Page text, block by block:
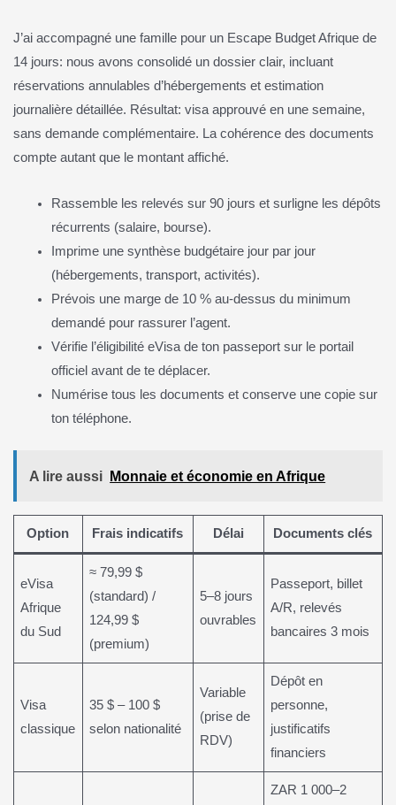
J’ai accompagné une famille pour un Escape Budget Afrique de
14 jours: nous avons consolidé un dossier clair, incluant
réservations annulables d’hébergements et estimation
journalière détaillée. Résultat: visa approuvé en une semaine,
sans demande complémentaire. La cohérence des documents
compte autant que le montant affiché.
Rassemble les relevés sur 90 jours et surligne les dépôts
récurrents (salaire, bourse).
Imprime une synthèse budgétaire jour par jour
(hébergements, transport, activités).
Prévois une marge de 10 % au-dessus du minimum
demandé pour rassurer l’agent.
Vérifie l’éligibilité eVisa de ton passeport sur le portail
officiel avant de te déplacer.
Numérise tous les documents et conserve une copie sur
ton téléphone.
A lire aussi Monnaie et économie en Afrique
Option Frais indicatifs Délai Documents clés
eVisa
Afrique
du Sud
≈ 79,99 $
(standard) /
124,99 $
(premium)
5–8 jours
ouvrables
Passeport, billet
A/R, relevés
bancaires 3 mois
Visa
classique
35 $ – 100 $
selon nationalité
Variable
(prise de
RDV)
Dépôt en
personne,
justificatifs
financiers
ZAR 1 000–2